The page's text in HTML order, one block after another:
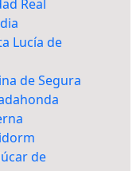
Real
Lucía de
de Segura
de